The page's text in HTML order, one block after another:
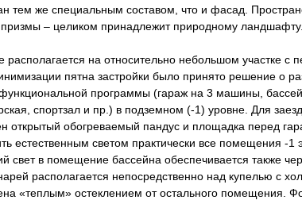
тем же специальным составом, что и фасад.
– целиком принадлежит природному ландшафту.
располагается на относительно небольшом участке с
пятна застройки было принято решение о
программы (гараж на 3 машины,
спортзал и пр.) в подземном (-1) уровне. Для
открытый обогреваемый пандус и площадка перед
естественным светом практически все помещения -1
свет в помещение бассейна обеспечивается также
располагается непосредственно над купелью с
«теплым» остеклением от остального помещения.